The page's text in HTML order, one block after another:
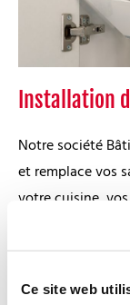
Ce site web
Installation
Notre société
et remplace vos
votre cuisine, vos
Nous vous
de douche,
baignoires